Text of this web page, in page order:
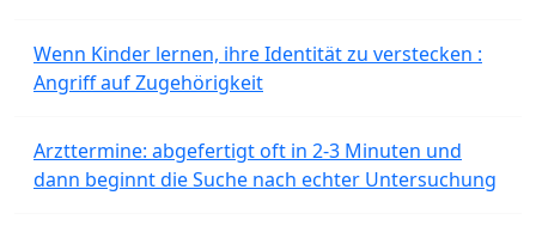
Wenn Kinder lernen, ihre Identität zu verstecken :
Angriff auf Zugehörigkeit
Arzttermine: abgefertigt oft in 2-3 Minuten und
dann beginnt die Suche nach echter Untersuchung